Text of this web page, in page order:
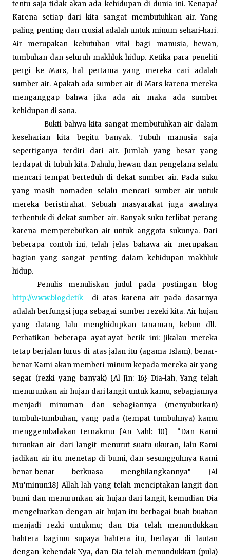
tentu saja tidak akan ada kehidupan di dunia ini. Kenapa?
Karena setiap dari kita sangat membutuhkan air. Yang
paling penting dan crusial adalah untuk minum sehari-hari.
Air merupakan kebutuhan vital bagi manusia, hewan,
tumbuhan dan seluruh makhluk hidup. Ketika para peneliti
pergi ke Mars, hal pertama yang mereka cari adalah
sumber air. Apakah ada sumber air di Mars karena mereka
menganggap bahwa jika ada air maka ada sumber
kehidupan di sana.
Bukti bahwa kita sangat membutuhkan air dalam
keseharian kita begitu banyak. Tubuh manusia saja
sepertiganya terdiri dari air. Jumlah yang besar yang
terdapat di tubuh kita. Dahulu, hewan dan pengelana selalu
mencari tempat berteduh di dekat sumber air. Pada suku
yang masih nomaden selalu mencari sumber air untuk
mereka beristirahat. Sebuah masyarakat juga awalnya
terbentuk di dekat sumber air. Banyak suku terlibat perang
karena memperebutkan air untuk anggota sukunya. Dari
beberapa contoh ini, telah jelas bahawa air merupakan
bagian yang sangat penting dalam kehidupan makhluk
hidup.
Penulis menuliskan judul pada postingan blog
http://www.blogdetik
di atas karena air pada dasarnya
adalah berfungsi juga sebagai sumber rezeki kita. Air hujan
yang datang lalu menghidupkan tanaman, kebun dll.
Perhatikan beberapa ayat-ayat berik ini:jikalau mereka
tetap berjalan lurus di atas jalan itu (agama Islam), benar-
benar Kami akan memberi minum kepada mereka air yang
segar (rezki yang banyak) {Al Jin: 16} Dia-lah, Yang telah
menurunkan air hujan dari langit untuk kamu, sebagiannya
menjadi minuman dan sebagiannya (menyuburkan)
tumbuh-tumbuhan, yang pada (tempat tumbuhnya) kamu
menggembalakan ternakmu {An Nahl: 10}
“Dan Kami
turunkan air dari langit menurut suatu ukuran, lalu Kami
jadikan air itu menetap di bumi, dan sesungguhnya Kami
benar-benar berkuasa menghilangkannya” {Al
Mu’minun:18} Allah-lah yang telah menciptakan langit dan
bumi dan menurunkan air hujan dari langit, kemudian Dia
mengeluarkan dengan air hujan itu berbagai buah-buahan
menjadi rezki untukmu; dan Dia telah menundukkan
bahtera bagimu supaya bahtera itu, berlayar di lautan
dengan kehendak-Nya, dan Dia telah menundukkan (pula)